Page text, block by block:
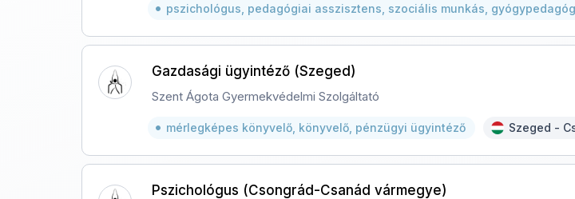
pszichológus, pedagógiai asszisztens, szociális munkás,
Gazdasági ügyintéző (Szeged)
Szent Ágota Gyermekvédelmi Szolgáltató
mérlegképes könyvelő, könyvelő, pénzügyi ügyintéző Szeged -
Pszichológus (Csongrád-Csanád vármegye)